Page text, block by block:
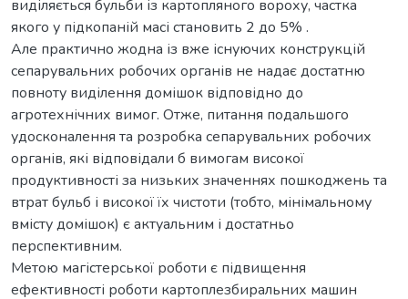
виділяється бульби із картопляного вороху, частка
якого у підкопаній масі становить 2 до 5% .
Але практично жодна із вже існуючих конструкцій
сепарувальних робочих органів не надає достатню
повноту виділення домішок відповідно до
агротехнічних вимог. Отже, питання подальшого
удосконалення та розробка сепарувальних робочих
органів, які відповідали б вимогам високої
продуктивності за низьких значеннях пошкоджень та
втрат бульб і високої їх чистоти (тобто, мінімальному
вмісту домішок) є актуальним і достатньо
перспективним.
Метою магістерської роботи є підвищення
ефективності роботи картоплезбиральних машин